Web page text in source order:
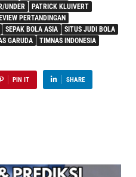
UNDER
PATRICK KLUIVERT
PERTANDINGAN
SEPAK BOLA ASIA
SITUS JUDI BOLA
GARUDA
TIMNAS INDONESIA
PIN IT SHARE